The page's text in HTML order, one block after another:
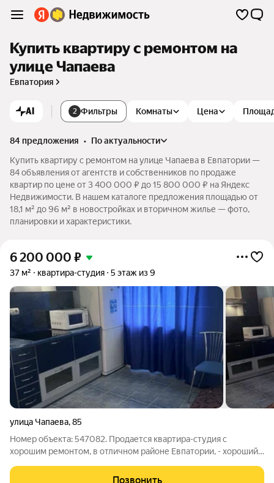
Купить квартиру с ремонтом на
улице Чапаева
Евпатория
AI 2 Фильтры Комнаты Цена
84 предложения •
по актуальности
Купить квартиру с ремонтом на улице Чапаева в Евпатории —
84 объявления от агентств и собственников по продаже
квартир по цене от 3 400 000 ₽ до 15 800 000 ₽ на Яндекс
Недвижимости. В нашем каталоге предложения площадью от
18,1 м² до 96 м² в новостройках и вторичном жилье — фото,
планировки и характеристики.
6 200 000 ₽
37 м² квартира-студия 5 этаж из 9
улица Чапаева,85
Номер объекта: 547082. Продается квартира-студия с
хорошим ремонтом, в отличном районе Евпатории, - хороший
установлен бойлер, кондиционер, металлопластиковые
Позвонить